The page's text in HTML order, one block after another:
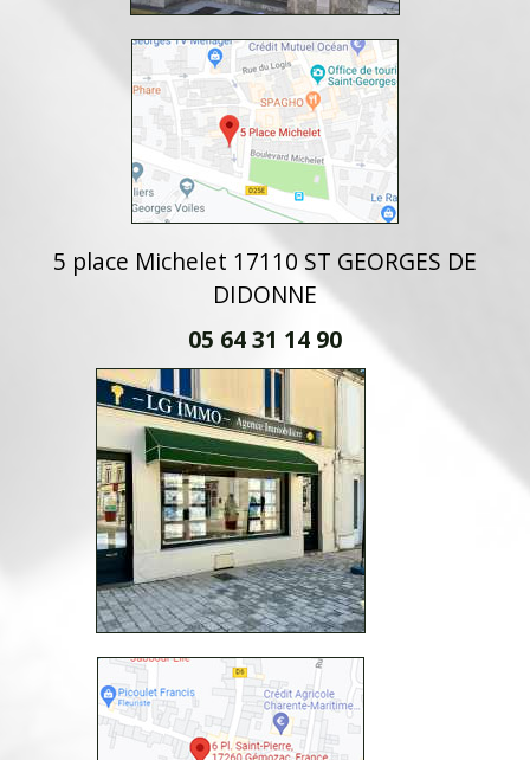
5 place Michelet 17110 ST GEORGES DE
DIDONNE
05 64 31 14 90